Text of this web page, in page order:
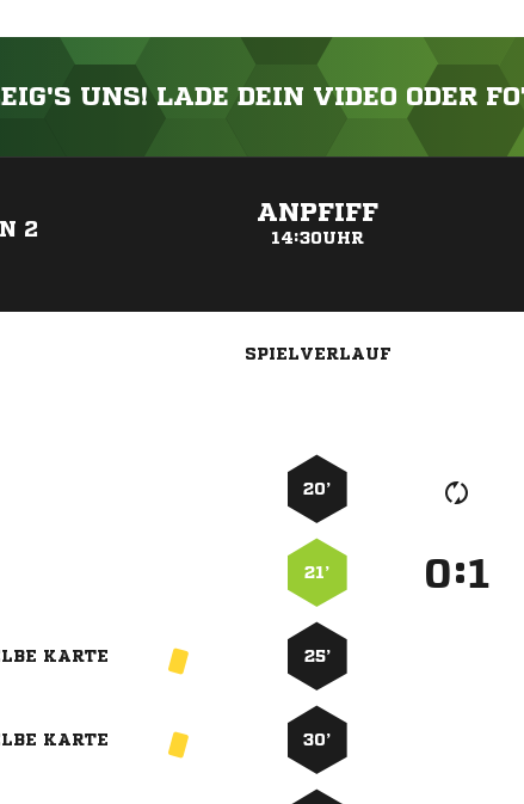
UNS! LADE DEIN VIDEO ODER
2
ANPFIFF
14:30UHR
SPIELVERLAUF
20’
21’ :
KARTE 25’
KARTE 30’